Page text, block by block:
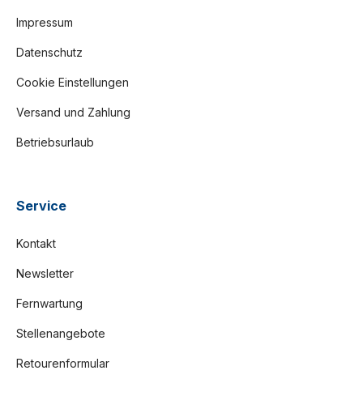
Impressum
Datenschutz
Cookie Einstellungen
Versand und Zahlung
Betriebsurlaub
Service
Kontakt
Newsletter
Fernwartung
Stellenangebote
Retourenformular